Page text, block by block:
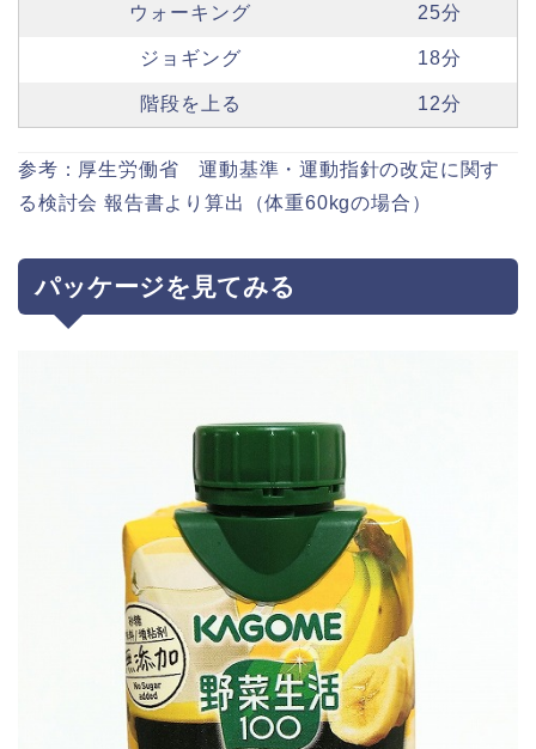
ウォーキング 25分
ジョギング 18分
階段を上る 12分
参考：厚生労働省 運動基準・運動指針の改定に関す
る検討会 報告書より算出（体重60kgの場合）
パッケージを見てみる